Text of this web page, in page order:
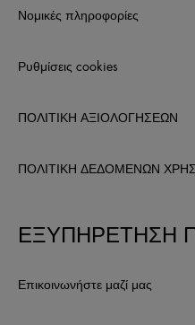
Νομικές πληροφορίες
Ρυθμίσεις cookies
ΠΟΛΙΤΙΚΗ ΑΞΙΟΛΟΓΗΣΕΩΝ
ΠΟΛΙΤΙΚΗ ΔΕΔΟΜΕΝΩΝ
ΕΞΥΠΗΡΕΤΗΣΗ
Επικοινωνήστε μαζί μας